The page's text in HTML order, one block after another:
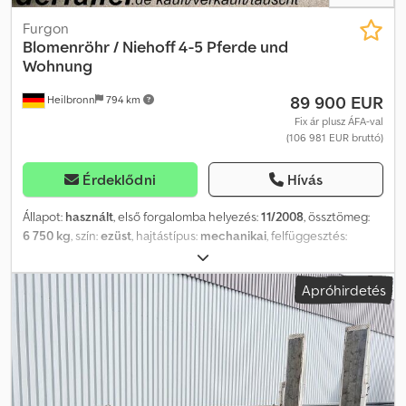
platformunkon keresztül.
Heilbronn 794 km
Furgon
Blomenröhr/ Niehoff 4-5 Pferde und
Wohnung
89 900 EUR
Fix ár plusz ÁFA-val
(106 981 EUR bruttó)
Érdeklődni Hívás
Állapot: használt, első forgalomba helyezés:11/2008, össztömeg:
6 750 kg, szín:ezüst, hajtástípus: mechanikai, felfüggesztés:
, Válaszfal, pótkerék, friss műszaki és környezetvédelmi
vizsga, kiváló állapotú lakótér mosogatótállal, hűtőszekrénnyel,
főzőlappal, ülősarokkal, tárolószekrényekkel, különálló
fürdőszobával (mosdó, WC, zuhanyzó), 2-3 fekvőhely, klíma (utólag
beszerelhető), 4-5 ló számára, megfigyelőkamera a ló szállítási
részben, tetőablakok, ablakok a ló részben, hátsó rámpa
rámpatámasztóval, nyereg- és kantártartók, lózuhany, pótkerék,
megengedett össztömeg 6.750 kg. SZÁMUNKRA AZ ÁLLAPOT ÉS
Apróhirdetés